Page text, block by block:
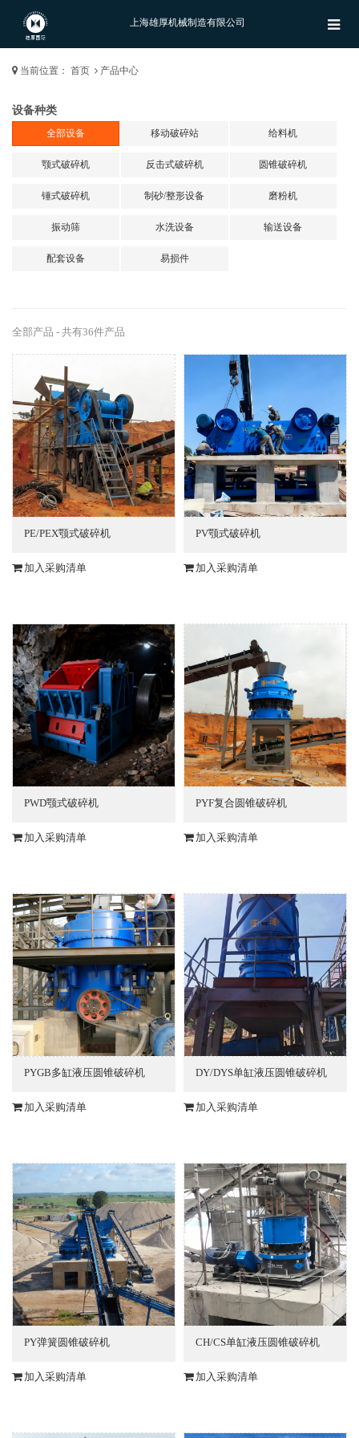
上海雄厚机械制造有限公司
当前位置： 首页 产品中心
设备种类
全部设备 移动破碎站 给料机
颚式破碎机 反击式破碎机 圆锥破碎机
锤式破碎机 制砂/整形设备 磨粉机
振动筛 水洗设备 输送设备
配套设备 易损件
全部产品 - 共有36件产品
PE/PEX颚式破碎机
加入采购清单
PV颚式破碎机
加入采购清单
PWD颚式破碎机
加入采购清单
PYF复合圆锥破碎机
加入采购清单
PYGB多缸液压圆锥破碎机
加入采购清单
DY/DYS单缸液压圆锥破碎机
加入采购清单
PY弹簧圆锥破碎机
加入采购清单
CH/CS单缸液压圆锥破碎机
加入采购清单